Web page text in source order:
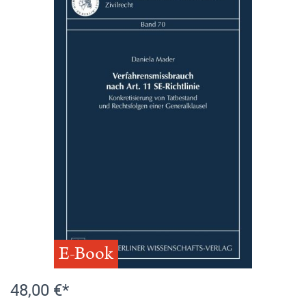
E-Book
48,00 €*